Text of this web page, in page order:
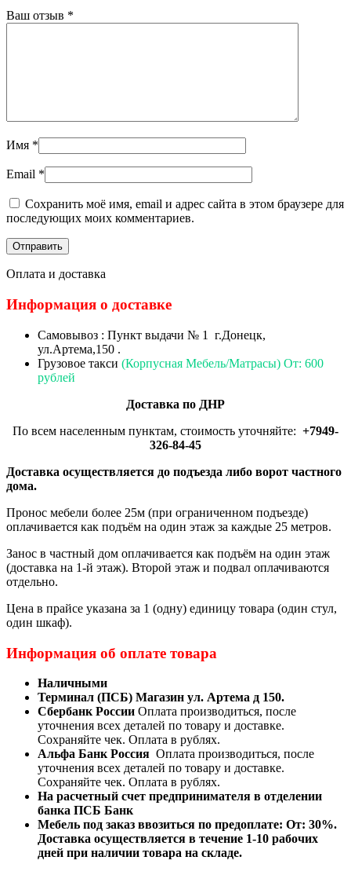
Ваш отзыв *
Имя *
Email *
Сохранить моё имя, email и адрес сайта в этом браузере для
последующих моих комментариев.
Оплата и доставка
Информация о доставке
Самовывоз : Пункт выдачи № 1 г.Донецк,
ул.Артема,150 .
Грузовое такси (Корпусная Мебель/Матрасы) От: 600
рублей
Доставка по ДНР
По всем населенным пунктам, стоимость уточняйте: +7949-
326-84-45
Доставка осуществляется до подъезда либо ворот частного
дома.
Пронос мебели более 25м (при ограниченном подъезде)
оплачивается как подъём на один этаж за каждые 25 метров.
Занос в частный дом оплачивается как подъём на один этаж
(доставка на 1-й этаж). Второй этаж и подвал оплачиваются
отдельно.
Цена в прайсе указана за 1 (одну) единицу товара (один стул,
один шкаф).
Информация об оплате товара
Наличными
Терминал (ПСБ) Магазин ул. Артема д 150.
Сбербанк России Оплата производиться, после
уточнения всех деталей по товару и доставке.
Сохраняйте чек. Оплата в рублях.
Альфа Банк Россия Оплата производиться, после
уточнения всех деталей по товару и доставке.
Сохраняйте чек. Оплата в рублях.
На расчетный счет предпринимателя в отделении
банка ПСБ Банк
Мебель под заказ ввозиться по предоплате: От: 30%.
Доставка осуществляется в течение 1-10 рабочих
дней при наличии товара на складе.